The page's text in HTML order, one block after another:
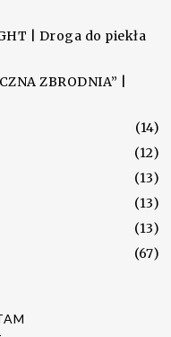
| Droga do piekła
ZBRODNIA” |
(14)
(12)
(13)
(13)
(13)
(67)